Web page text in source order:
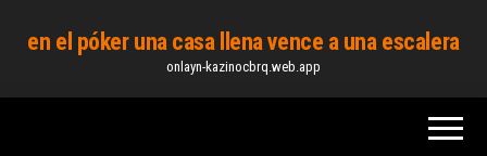
content
en el póker una casa llena vence a una escalera
onlayn-kazinocbrq.web.app